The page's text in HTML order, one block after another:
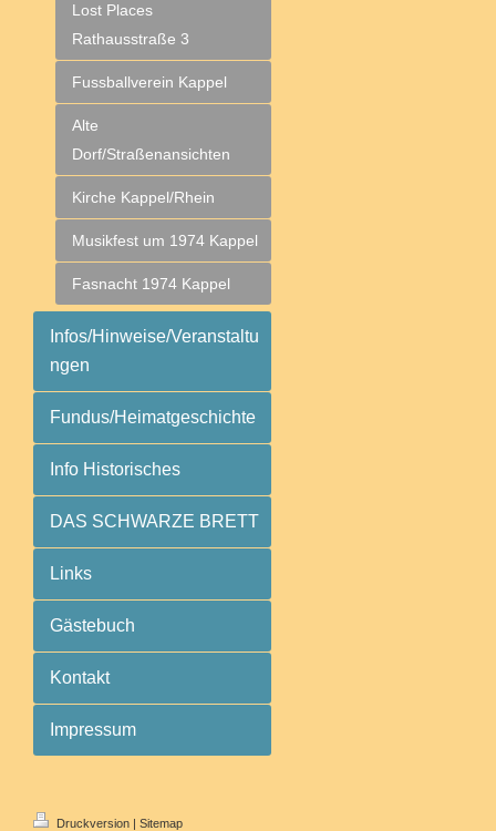
Lost Places
Rathausstraße 3
Fussballverein Kappel
Alte
Dorf/Straßenansichten
Kirche Kappel/Rhein
Musikfest um 1974 Kappel
Fasnacht 1974 Kappel
Infos/Hinweise/Veranstaltu
ngen
Fundus/Heimatgeschichte
Info Historisches
DAS SCHWARZE BRETT
Links
Gästebuch
Kontakt
Impressum
Druckversion | Sitemap